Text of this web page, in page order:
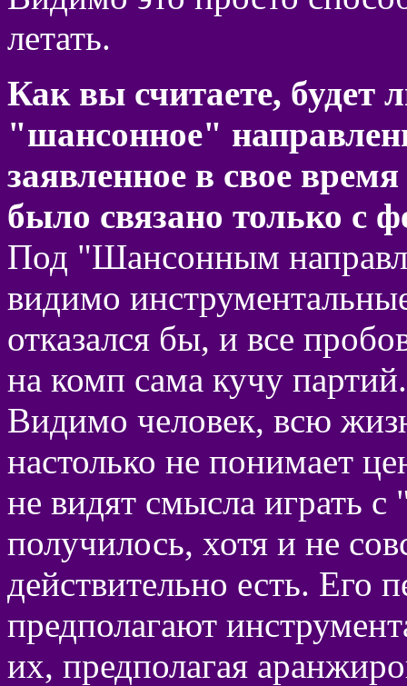
летать.
Как вы считаете, будет
"шансонное"
заявленное в свое
было связано только с
Под "Шансонным
видимо
отказался бы, и все
на комп сама кучу
Видимо человек, всю
настолько не понимает
не видят смысла играть
получилось, хотя и не
действительно есть. Его
предполагают
их, предполагая